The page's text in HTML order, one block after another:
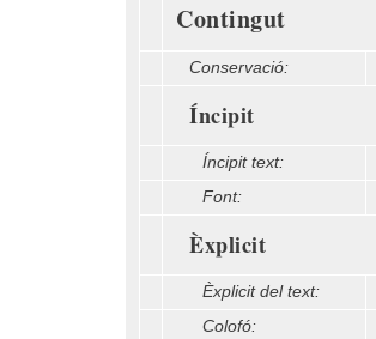
Contingut
Conservació:
Íncipit
Íncipit text:
Font:
Èxplicit
Èxplicit del text:
Colofó: